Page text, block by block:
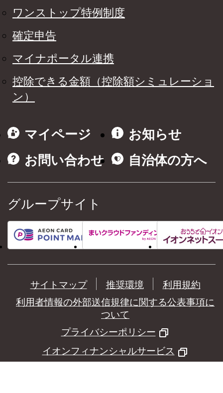
ワンストップ特例制度
確定申告
マイナポータル連携
控除できる金額（控除額シミュレーショ
ン）
マイページ
お知らせ
お問い合わせ
自治体の方へ
グループサイト
サイトマップ 推奨環境
利用規約
利用者情報の外部送信規律に関する公表事項に
ついて
プライバシーポリシー
イオンフィナンシャルサービス